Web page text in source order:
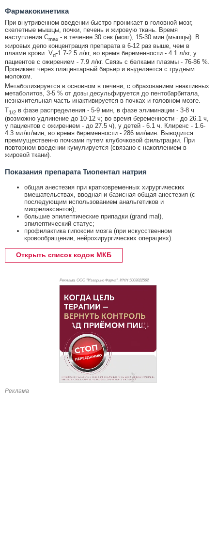
Фармакокинетика
При внутривенном введении быстро проникает в головной мозг,
скелетные мышцы, почки, печень и жировую ткань. Время
наступления Cmax - в течение 30 сек (мозг), 15-30 мин (мышцы). В
жировых депо концентрация препарата в 6-12 раз выше, чем в
плазме крови. Vd-1.7-2.5 л/кг, во время беременности - 4.1 л/кг, у
пациентов с ожирением - 7.9 л/кг. Связь с белками плазмы - 76-86 %.
Проникает через плацентарный барьер и выделяется с грудным
молоком.
Метаболизируется в основном в печени, с образованием неактивных
метаболитов, 3-5 % от дозы десульфируется до пентобарбитала,
незначительная часть инактивируется в почках и головном мозге.
T1/2 в фазе распределения - 5-9 мин, в фазе элиминации - 3-8 ч
(возможно удлинение до 10-12 ч; во время беременности - до 26.1 ч,
у пациентов с ожирением - до 27.5 ч), у детей - 6.1 ч. Клиренс - 1.6-
4.3 мл/кг/мин, во время беременности - 286 мл/мин. Выводится
преимущественно почками путем клубочковой фильтрации. При
повторном введении кумулируется (связано с накоплением в
жировой ткани).
Показания препарата Тиопентал натрия
общая анестезия при кратковременных хирургических
вмешательствах, вводная и базисная общая анестезия (с
последующим использованием анальгетиков и
миорелаксантов);
большие эпилептические припадки (grand mal),
эпилептический статус;
профилактика гипоксии мозга (при искусственном
кровообращении, нейрохирургических операциях).
Открыть список кодов МКБ
Реклама. ООО "Изварино Фарма", ИНН 5003022562
Реклама